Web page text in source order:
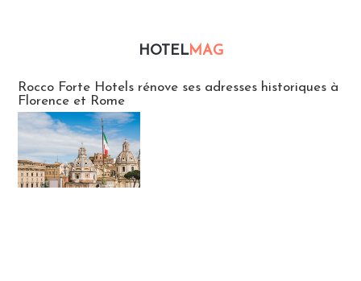
HOTELMAG
Rocco Forte Hotels rénove ses adresses historiques à
Florence et Rome